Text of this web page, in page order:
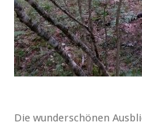
Die wunderschönen